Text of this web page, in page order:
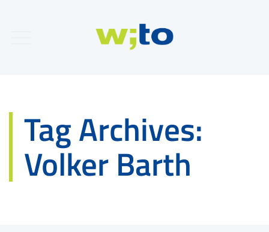
Tag Archives:
Volker Barth